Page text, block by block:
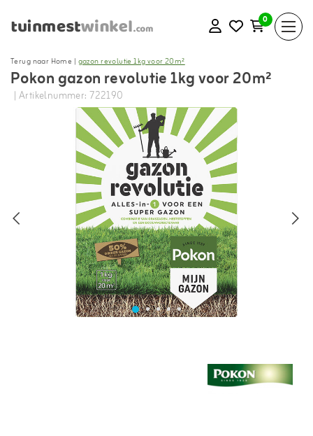
0
Terug naar Home | gazon revolutie 1kg voor 20m²
Pokon gazon revolutie 1kg voor 20m²
| Artikelnummer: 722190